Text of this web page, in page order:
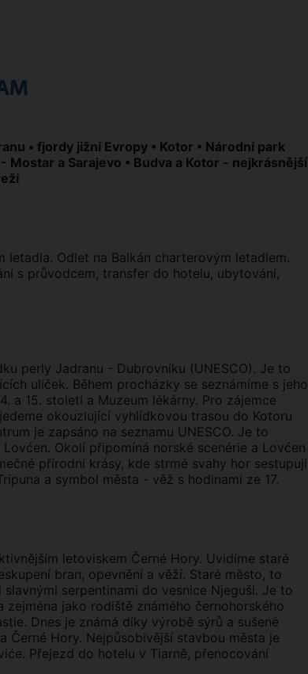
• fjordy jižní Evropy • Kotor • Národní park
a Sarajevo • Budva a Kotor - nejkrásnější
Odlet na Balkán charterovým letadlem.
s průvodcem, transfer do hotelu, ubytování,
perly Jadranu - Dubrovníku (UNESCO). Je to
uliček. Během procházky se seznámíme s jeho
a 15. století a Muzeum lékárny. Pro zájemce
okouzlující vyhlídkovou trasou do Kotoru
je zapsáno na seznamu UNESCO. Je to
Okolí připomíná norské scenérie a Lovćen
přírodní krásy, kde strmé svahy hor sestupují
a symbol města - věž s hodinami ze 17.
letoviskem Černé Hory. Uvidíme staré
bran, opevnění a věží. Staré město, to
serpentinami do vesnice Njeguši. Je to
jako rodiště známého černohorského
Dnes je známá díky výrobě sýrů a sušené
Černé Hory. Nejpůsobivější stavbou města je
Přejezd do hotelu v Tiarně, přenocování